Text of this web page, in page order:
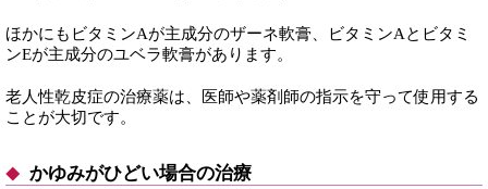
ほかにもビタミンAが主成分のザーネ軟膏、ビタミンAとビタミ
ンEが主成分のユベラ軟膏があります。
老人性乾皮症の治療薬は、医師や薬剤師の指示を守って使用する
ことが大切です。
かゆみがひどい場合の治療